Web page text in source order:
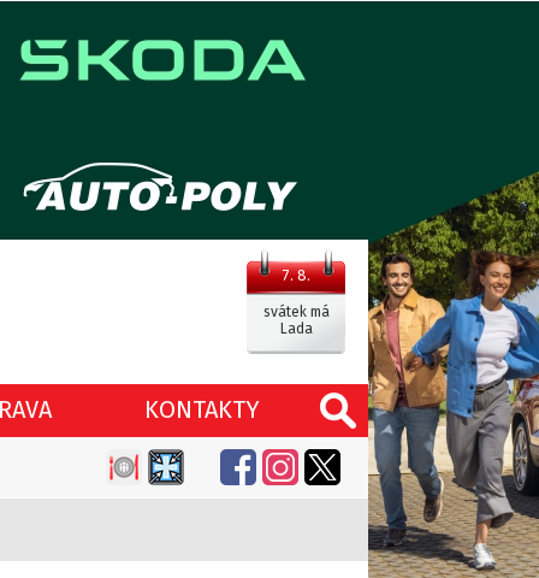
7. 8.
svátek má
Lada
KONTAKTY